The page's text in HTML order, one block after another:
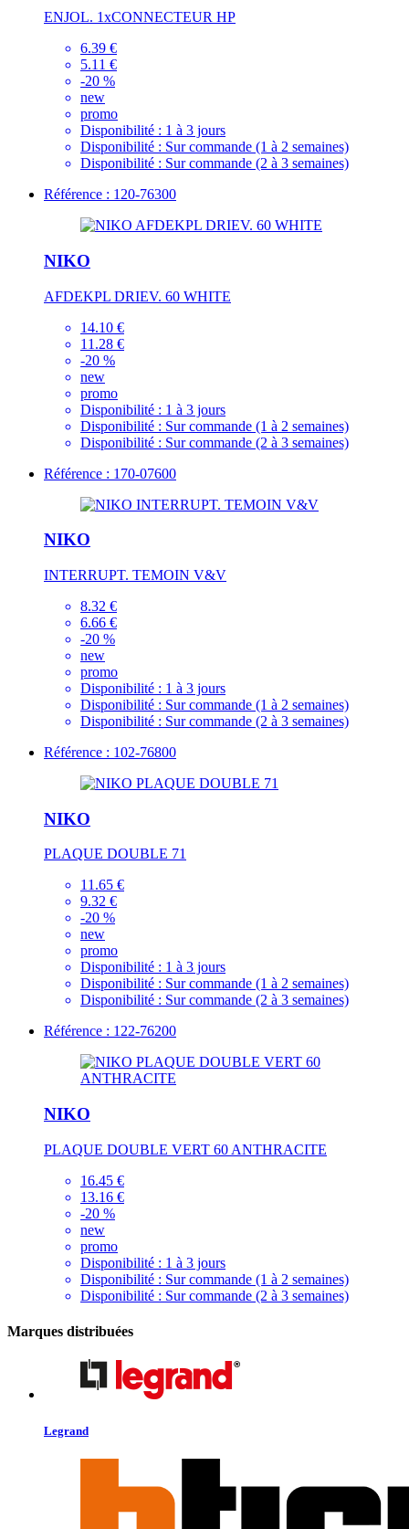
ENJOL. 1xCONNECTEUR HP
6.39 €
5.11 €
-20 %
new
promo
Disponibilité : 1 à 3 jours
Disponibilité : Sur commande (1 à 2 semaines)
Disponibilité : Sur commande (2 à 3 semaines)
Référence : 120-76300
NIKO
AFDEKPL DRIEV. 60 WHITE
14.10 €
11.28 €
-20 %
new
promo
Disponibilité : 1 à 3 jours
Disponibilité : Sur commande (1 à 2 semaines)
Disponibilité : Sur commande (2 à 3 semaines)
Référence : 170-07600
NIKO
INTERRUPT. TEMOIN V&V
8.32 €
6.66 €
-20 %
new
promo
Disponibilité : 1 à 3 jours
Disponibilité : Sur commande (1 à 2 semaines)
Disponibilité : Sur commande (2 à 3 semaines)
Référence : 102-76800
NIKO
PLAQUE DOUBLE 71
11.65 €
9.32 €
-20 %
new
promo
Disponibilité : 1 à 3 jours
Disponibilité : Sur commande (1 à 2 semaines)
Disponibilité : Sur commande (2 à 3 semaines)
Référence : 122-76200
NIKO
PLAQUE DOUBLE VERT 60 ANTHRACITE
16.45 €
13.16 €
-20 %
new
promo
Disponibilité : 1 à 3 jours
Disponibilité : Sur commande (1 à 2 semaines)
Disponibilité : Sur commande (2 à 3 semaines)
Marques distribuées
Legrand